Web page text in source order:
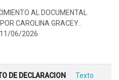
AL DOCUMENTAL
CAROLINA GRACEY..
06/2026
DE DECLARACION
Texto